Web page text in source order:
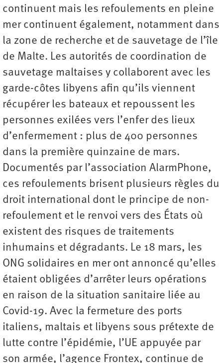
continuent mais les refoulements en pleine
mer continuent également, notamment dans
la zone de recherche et de sauvetage de l’île
de Malte. Les autorités de coordination de
sauvetage maltaises y collaborent avec les
garde-côtes libyens afin qu’ils viennent
récupérer les bateaux et repoussent les
personnes exilées vers l’enfer des lieux
d’enfermement : plus de 400 personnes
dans la première quinzaine de mars.
Documentés par l’association AlarmPhone,
ces refoulements brisent plusieurs règles du
droit international dont le principe de non-
refoulement et le renvoi vers des États où
existent des risques de traitements
inhumains et dégradants. Le 18 mars, les
ONG solidaires en mer ont annoncé qu’elles
étaient obligées d’arrêter leurs opérations
en raison de la situation sanitaire liée au
Covid-19. Avec la fermeture des ports
italiens, maltais et libyens sous prétexte de
lutte contre l’épidémie, l’UE appuyée par
son armée, l’agence Frontex, continue de